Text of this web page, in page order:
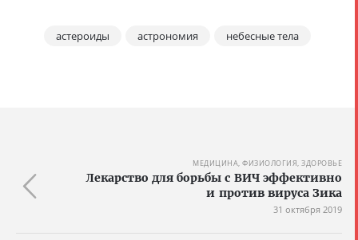
астероиды астрономия небесные тела
МЕДИЦИНА, ФИЗИОЛОГИЯ, ЗДОРОВЬЕ
Лекарство для борьбы с ВИЧ эффективно
и против вируса Зика
31 октября 2019